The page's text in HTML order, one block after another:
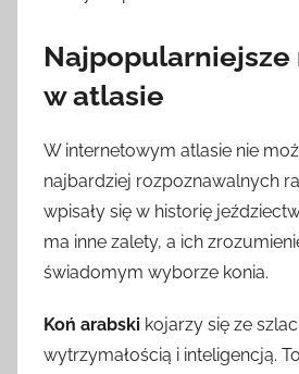
Najpopularniejsze
w atlasie
W internetowym atlasie nie
najbardziej rozpoznawalnych
wpisały się w historię
ma inne zalety, a ich
świadomym wyborze konia.
Koń arabski kojarzy się ze
wytrzymałością i inteligencją.